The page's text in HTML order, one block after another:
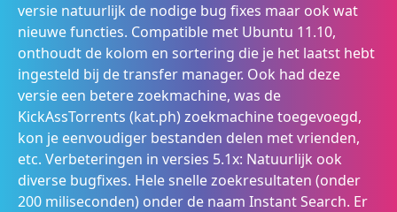
versie natuurlijk de nodige bug fixes maar ook wat
nieuwe functies. Compatible met Ubuntu 11.10,
onthoudt de kolom en sortering die je het laatst hebt
ingesteld bij de transfer manager. Ook had deze
versie een betere zoekmachine, was de
KickAssTorrents (kat.ph) zoekmachine toegevoegd,
kon je eenvoudiger bestanden delen met vrienden,
etc. Verbeteringen in versies 5.1x: Natuurlijk ook
diverse bugfixes. Hele snelle zoekresultaten (onder
200 miliseconden) onder de naam Instant Search. Er